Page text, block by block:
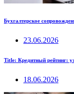
Бухгалтерское
23.06.2026
Title: Кредитный рейтинг:
18.06.2026